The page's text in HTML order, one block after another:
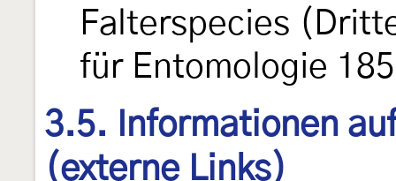
Falterspecies
für Entomologie
3.5. Informationen
(externe Links)